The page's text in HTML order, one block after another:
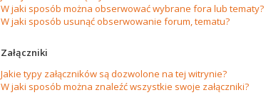
W jaki sposób można obserwować wybrane fora lub tematy?
W jaki sposób usunąć obserwowanie forum, tematu?
Załączniki
Jakie typy załączników są dozwolone na tej witrynie?
W jaki sposób można znaleźć wszystkie swoje załączniki?